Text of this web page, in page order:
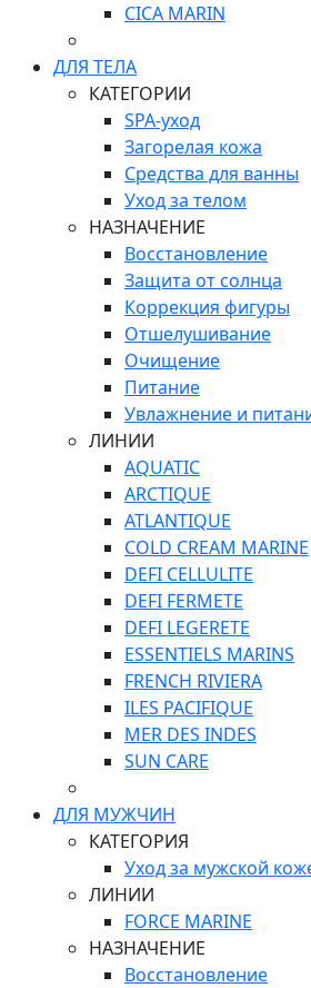
СICA MARIN
ДЛЯ ТЕЛА
КАТЕГОРИИ
SPA-уход
Загорелая кожа
Средства для ванны
Уход за телом
НАЗНАЧЕНИЕ
Восстановление
Защита от солнца
Коррекция фигуры
Отшелушивание
Очищение
Питание
Увлажнение и
ЛИНИИ
AQUATIC
ARCTIQUE
ATLANTIQUE
COLD CREAM MARINE
DEFI CELLULITE
DEFI FERMETE
DEFI LEGERETE
ESSENTIELS MARINS
FRENCH RIVIERA
ILES PACIFIQUE
MER DES INDES
SUN CARE
ДЛЯ МУЖЧИН
КАТЕГОРИЯ
Уход за мужской
ЛИНИИ
FORCE MARINE
НАЗНАЧЕНИЕ
Восстановление